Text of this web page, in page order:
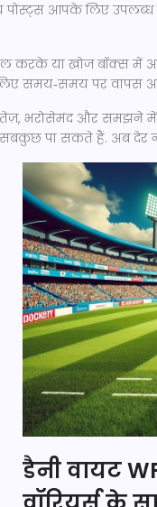
आपके लिए उपलब्ध
करके या खोज बॉक्स में
समय‑समय पर वापस
तेज़, भरोसेमंद और समझने
पा सकते हैं. अब देर
डैनी वायट